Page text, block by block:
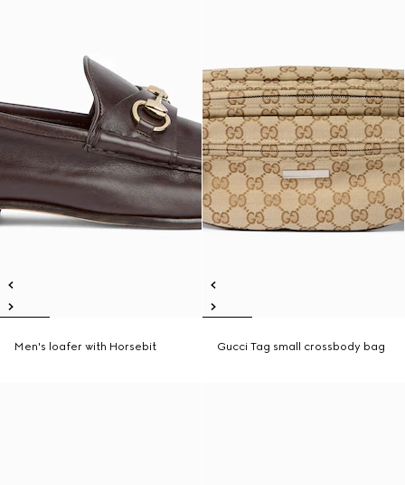
Men's loafer with Horsebit Gucci Tag small crossbody bag